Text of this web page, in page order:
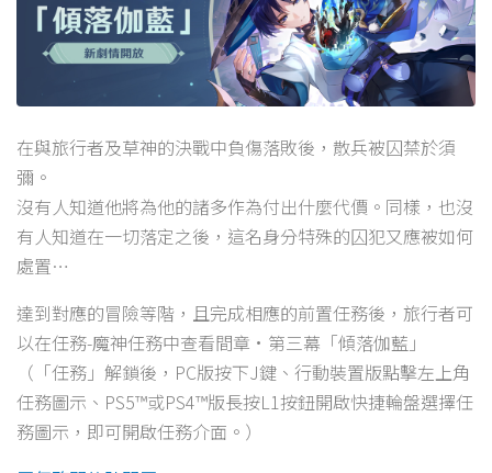
在與旅行者及草神的決戰中負傷落敗後，散兵被囚禁於須
彌。
沒有人知道他將為他的諸多作為付出什麼代價。同樣，也沒
有人知道在一切落定之後，這名身分特殊的囚犯又應被如何
處置…
達到對應的冒險等階，且完成相應的前置任務後，旅行者可
以在任務-魔神任務中查看間章·第三幕「傾落伽藍」
（「任務」解鎖後，PC版按下J鍵、行動裝置版點擊左上角
任務圖示、PS5™或PS4™版長按L1按鈕開啟快捷輪盤選擇任
務圖示，即可開啟任務介面。）